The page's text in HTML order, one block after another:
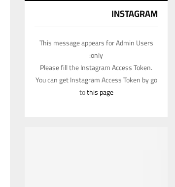
INSTAGRAM
This message appears for Admin Users
only:
Please fill the Instagram Access Token.
You can get Instagram Access Token by go
tothis page